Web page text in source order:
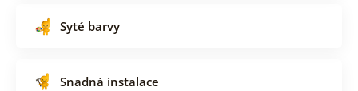
Syté barvy
Snadná instalace